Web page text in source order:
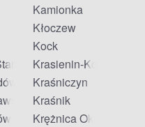
Wieś
Ukazowy
Kamionka
Kłoczew
Kock
Krasienin-Kolonia
Kraśniczyn
Kraśnik
Krężnica Okrągła